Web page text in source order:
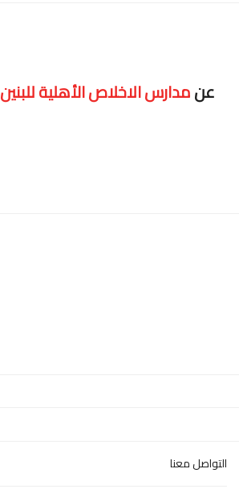
عنمدارس الاخلاص الأهلية للبنين
التواصل معنا